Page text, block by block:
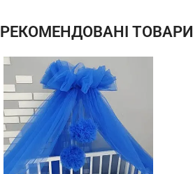
які форми та розміри:
трикутник, трапеція - проста в
потрібний)
РЕКОМЕНДОВАНІ ТОВАРИ